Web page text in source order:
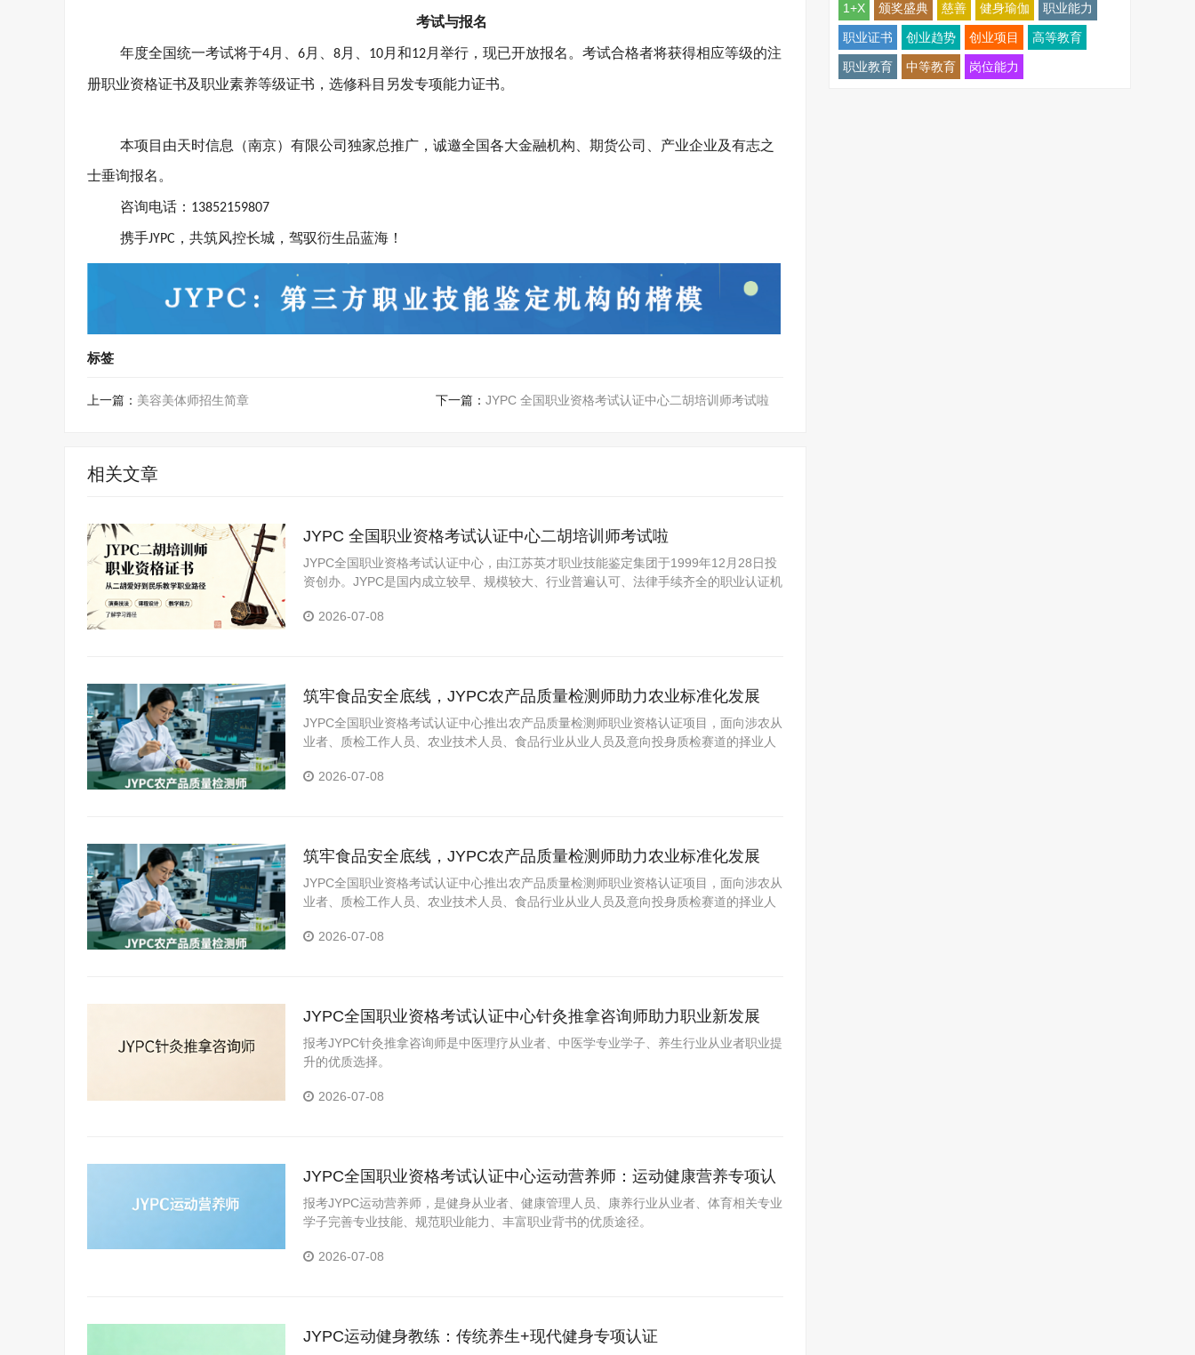
考试与报名
年度全国统一考试将于4月、6月、8月、 10月和12月举行，现已开放报名。考试合格者将获得相应等级的注
册职业资格证书及职业素养等级证书，选修科目另发专项能力证书。
本项目由天时信息（南京）有限公司独家总推广，诚邀全国各大金融机构、期货公司、产业企业及有志之
士垂询报名。
咨询电话： 13852159807
携手JYPC ，共筑风控长城，驾驭衍生品蓝海！
标签
上一篇： 美容美体师招生简章 下一篇： JYPC 全国职业资格考试认证中心二胡培训师考试啦
相关文章
JYPC 全国职业资格考试认证中心二胡培训师考试啦
JYPC全国职业资格考试认证中心，由江苏英才职业技能鉴定集团于1999年12月28日投
资创办。JYPC是国内成立较早、规模较大、行业普遍认可、法律手续齐全的职业认证机
2026-07-08
筑牢食品安全底线，JYPC农产品质量检测师助力农业标准化发展
JYPC全国职业资格考试认证中心推出农产品质量检测师职业资格认证项目，面向涉农从
业者、质检工作人员、农业技术人员、食品行业从业人员及意向投身质检赛道的择业人
2026-07-08
筑牢食品安全底线，JYPC农产品质量检测师助力农业标准化发展
JYPC全国职业资格考试认证中心推出农产品质量检测师职业资格认证项目，面向涉农从
业者、质检工作人员、农业技术人员、食品行业从业人员及意向投身质检赛道的择业人
2026-07-08
JYPC全国职业资格考试认证中心针灸推拿咨询师助力职业新发展
报考JYPC针灸推拿咨询师是中医理疗从业者、中医学专业学子、养生行业从业者职业提
升的优质选择。
2026-07-08
JYPC全国职业资格考试认证中心运动营养师：运动健康营养专项认
证
报考JYPC运动营养师，是健身从业者、健康管理人员、康养行业从业者、体育相关专业
学子完善专业技能、规范职业能力、丰富职业背书的优质途径。
2026-07-08
JYPC运动健身教练：传统养生+现代健身专项认证
1+X 颁奖盛典 慈善 健身瑜伽 职业能力
职业证书 创业趋势 创业项目 高等教育
职业教育 中等教育 岗位能力